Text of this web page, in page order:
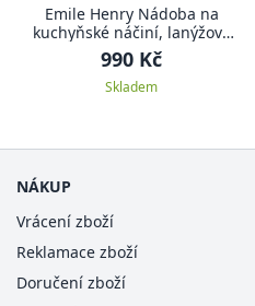
Emile Henry Nádoba na
kuchyňské náčiní, lanýžová
Truffle
990 Kč
Skladem
NÁKUP
Vrácení zboží
Reklamace zboží
Doručení zboží